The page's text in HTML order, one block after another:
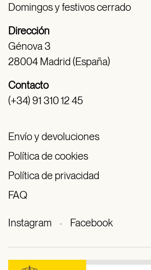
Domingos y festivos cerrado
Dirección
Génova 3
28004 Madrid (España)
Contacto
(+34) 91 310 12 45
Envío y devoluciones
Política de cookies
Política de privacidad
FAQ
Instagram · Facebook